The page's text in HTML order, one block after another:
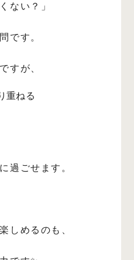
ない？」
です。
すが、
重ねる
過ごせます。
しめるのも、